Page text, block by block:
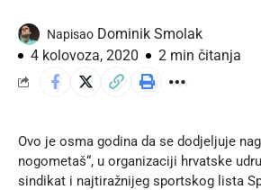
Napisao Dominik Smolak
4 kolovoza, 2020
2 min čitanja
Ovo je osma godina da se dodjeljuje
nogometaš“, u organizaciji hrvatske
sindikat i najtiražnijeg sportskog lista